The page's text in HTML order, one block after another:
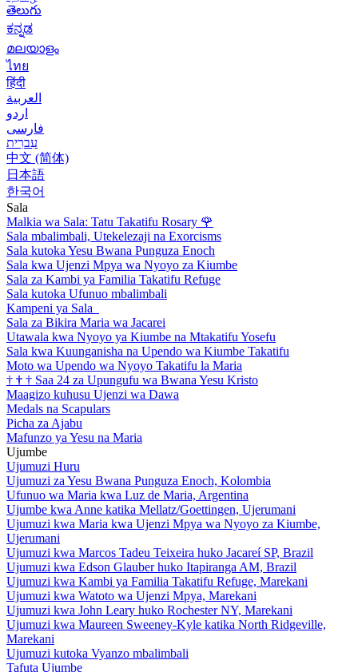
తెలుగు
ಕನ್ನಡ
മലയാളം
ไทย
हिंदी
العربية
اردو
فارسی
עִברִית
中文 (简体)
日本語
한국어
Sala
Malkia wa Sala: Tatu Takatifu Rosary 🌹
Sala mbalimbali, Utekelezaji na Exorcisms
Sala kutoka Yesu Bwana Punguza Enoch
Sala kwa Ujenzi Mpya wa Nyoyo za Kiumbe
Sala za Kambi ya Familia Takatifu Refuge
Sala kutoka Ufunuo mbalimbali
Kampeni ya Sala
Sala za Bikira Maria wa Jacarei
Utawala kwa Nyoyo ya Kiumbe na Mtakatifu Yosefu
Sala kwa Kuunganisha na Upendo wa Kiumbe Takatifu
Moto wa Upendo wa Nyoyo Takatifu la Maria
† † † Saa 24 za Upungufu wa Bwana Yesu Kristo
Maagizo kuhusu Ujenzi wa Dawa
Medals na Scapulars
Picha za Ajabu
Mafunzo ya Yesu na Maria
Ujumbe
Ujumuzi Huru
Ujumuzi za Yesu Bwana Punguza Enoch, Kolombia
Ufunuo wa Maria kwa Luz de Maria, Argentina
Ujumbe kwa Anne katika Mellatz/Goettingen, Ujerumani
Ujumuzi kwa Maria kwa Ujenzi Mpya wa Nyoyo za Kiumbe,
Ujerumani
Ujumuzi kwa Marcos Tadeu Teixeira huko Jacareí SP, Brazil
Ujumuzi kwa Edson Glauber huko Itapiranga AM, Brazil
Ujumuzi kwa Kambi ya Familia Takatifu Refuge, Marekani
Ujumuzi kwa Watoto wa Ujenzi Mpya, Marekani
Ujumuzi kwa John Leary huko Rochester NY, Marekani
Ujumuzi kwa Maureen Sweeney-Kyle katika North Ridgeville,
Marekani
Ujumuzi kutoka Vyanzo mbalimbali
Tafuta Ujumbe